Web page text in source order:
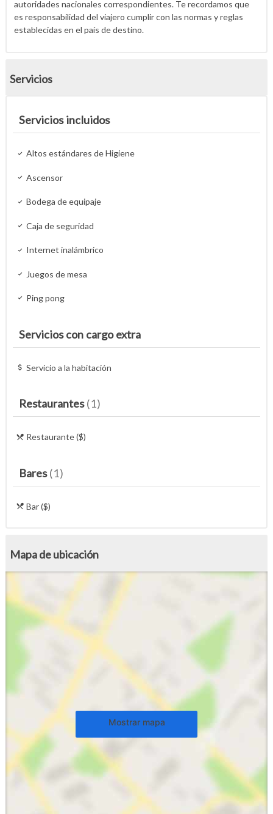
autoridades nacionales correspondientes. Te recordamos que
es responsabilidad del viajero cumplir con las normas y reglas
establecidas en el país de destino.
Servicios
Servicios incluidos
Altos estándares de Higiene
Ascensor
Bodega de equipaje
Caja de seguridad
Internet inalámbrico
Juegos de mesa
Ping pong
Servicios con cargo extra
Servicio a la habitación
Restaurantes(1)
Restaurante ($)
Bares(1)
Bar ($)
Mapa de ubicación
Mostrar mapa